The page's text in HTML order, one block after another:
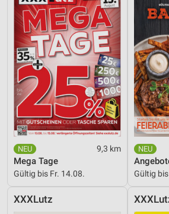
9,3 km
Mega Tage
Gültig bis Fr. 14.08. Gültig
XXXLutz
Partnerliste anzeigen (1 IAB-Anbieter)
Wir nutzen Ihre Daten für folgende Zwecke:
IAB-Verarbeitungszwecke:
Speichern von oder Zugriff auf
auf einem Endgerät
Verwendung reduzierter Daten zur
Werbeanzeigen
Erstellung von Profilen für
Werbung
Verwendung von Profilen zur Auswahl
personalisierter Werbung
von Inhalten